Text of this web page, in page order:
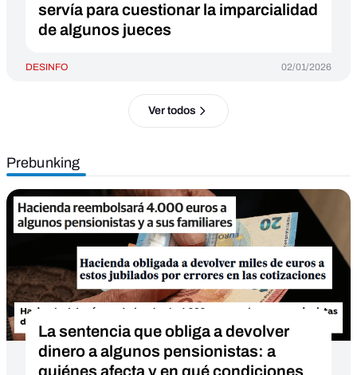
servía para cuestionar la imparcialidad
de algunos jueces
DESINFO 02/01/2026
Ver todos
Prebunking
La sentencia que obliga a devolver
dinero a algunos pensionistas: a
quiénes afecta y en qué condiciones